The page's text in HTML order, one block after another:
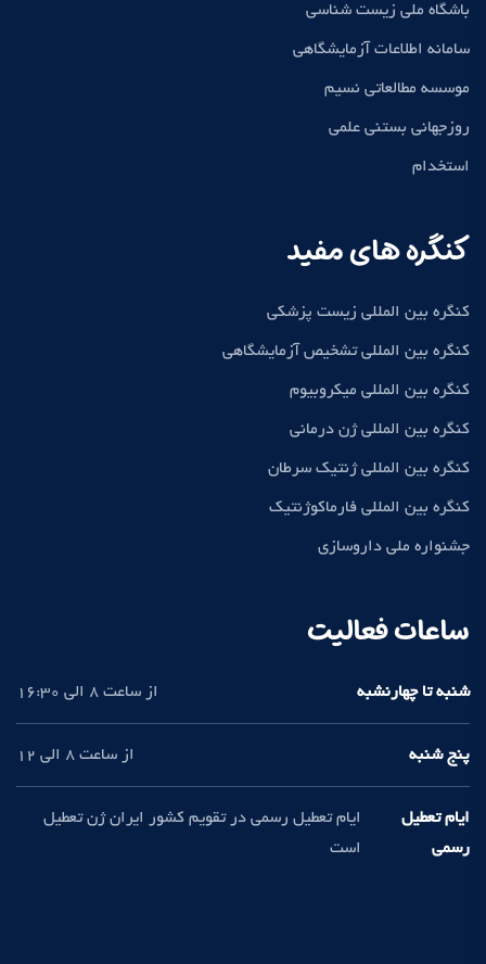
باشگاه ملی زیست شناسی
سامانه اطلاعات آزمایشگاهی
موسسه مطالعاتی نسیم
روزجهانی بستنی علمی
استخدام
کنگره های مفید
کنگره بین المللی زیست پزشکی
کنگره بین المللی تشخیص آزمایشگاهی
کنگره بین المللی میکروبیوم
کنگره بین المللی ژن درمانی
کنگره بین المللی ژنتیک سرطان
کنگره بین المللی فارماکوژنتیک
جشنواره ملی داروسازی
ساعات فعالیت
شنبه تا چهارنشبه از ساعت 8 الی 16:30
پنج شنبه از ساعت 8 الی 12
ایام تعطیل
رسمی
ایام تعطیل رسمی در تقویم کشور ایران ژن تعطیل
است